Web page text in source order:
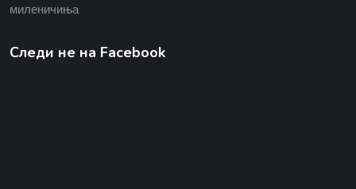
миленичиња
Следи не на Facebook